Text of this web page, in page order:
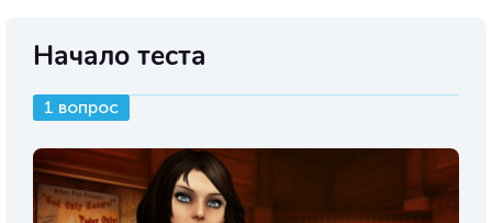
Начало теста
1 вопрос